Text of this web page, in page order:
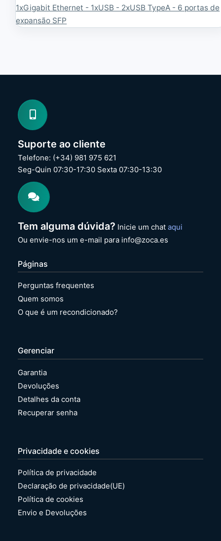
1xGigabit Ethernet - 1xUSB - 2xUSB TypeA - 6 portas de
expansão SFP
Suporte ao cliente
Telefone: (+34) 981 975 621
Seg-Quin 07:30-17:30 Sexta 07:30-13:30
Tem alguma dúvida? Inicie um chataqui
Ou envie-nos um e-mail para info@zoca.es
Páginas
Perguntas frequentes
Quem somos
O que é um recondicionado?
Gerenciar
Garantia
Devoluções
Detalhes da conta
Recuperar senha
Privacidade e cookies
Política de privacidade
Declaração de privacidade(UE)
Política de cookies
Envio e Devoluções